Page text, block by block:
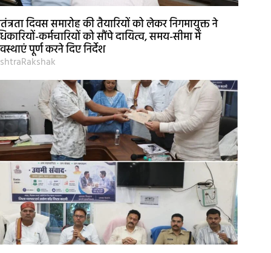
दिवस समारोह की तैयारियों को लेकर निगमायुक्त ने
कर्मचारियों को सौंपे दायित्व, समय-सीमा में
पूर्ण करने दिए निर्देश